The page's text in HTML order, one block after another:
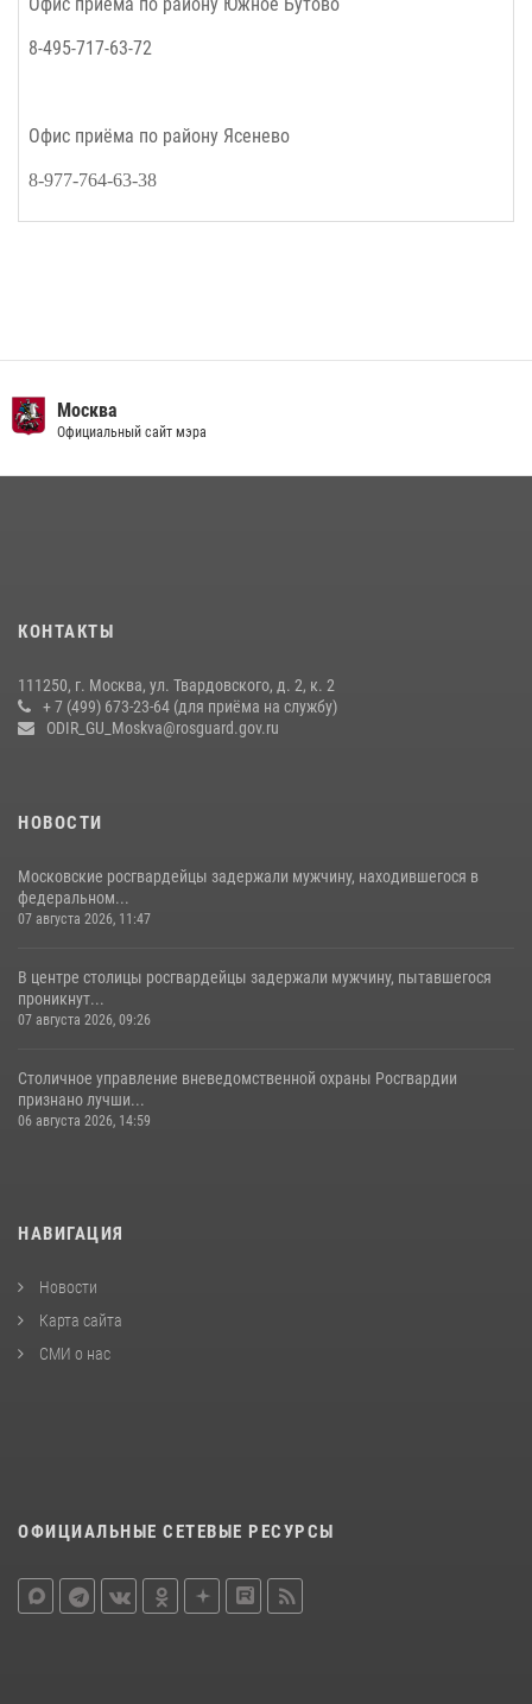
8-495-717-63-72
Офис приёма по району Ясенево
8-977-764-63-38
СК Российской Федерации по г. Москве
КОНТАКТЫ
111250, г. Москва, ул. Твардовского, д. 2, к. 2
+ 7 (499) 673-23-64 (для приёма на службу)
ODIR_GU_Moskva@rosguard.gov.ru
НОВОСТИ
Московские росгвардейцы задержали мужчину, находившегося в
федеральном...
07 августа 2026, 11:47
В центре столицы росгвардейцы задержали мужчину, пытавшегося
проникнут...
07 августа 2026, 09:26
Столичное управление вневедомственной охраны Росгвардии
признано лучши...
06 августа 2026, 14:59
НАВИГАЦИЯ
Новости
Карта сайта
СМИ о нас
ОФИЦИАЛЬНЫЕ СЕТЕВЫЕ РЕСУРСЫ